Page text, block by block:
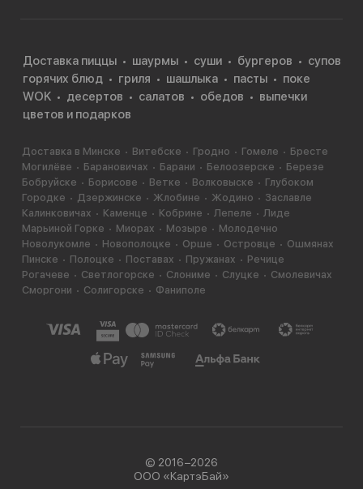
Доставка пиццы шаурмы суши бургеров
супов
горячих блюд
гриля шашлыка пасты
поке
WOK
десертов салатов обедов
выпечки
цветов и подарков
Доставка в Минске Витебске Гродно Гомеле
Бресте
Могилёве
Барановичах Барани Белоозерске
Березе
Бобруйске
Борисове Ветке Волковыске
Глубоком
Городке
Дзержинске Жлобине Жодино
Заславле
Калинковичах
Каменце Кобрине Лепеле
Лиде
Марьиной Горке
Миорах Мозыре
Молодечно
Новолукомле
Новополоцке Орше Островце
Ошмянах
Пинске
Полоцке Поставах Пружанах
Речице
Рогачеве
Светлогорске Слониме Слуцке
Смолевичах
Сморгони
Солигорске Фаниполе
© 2016−2026
ООО «КартэБай»